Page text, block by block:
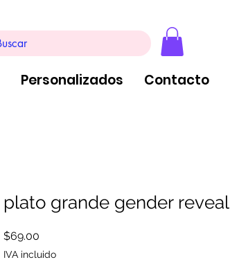
Personalizados Contacto
plato grande gender reveal
$69.00
IVA incluido